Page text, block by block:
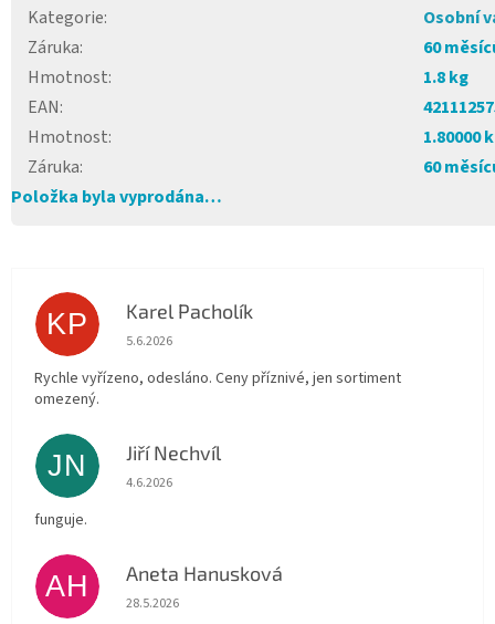
Kategorie:
Osobní
Záruka:
60
Hmotnost:
1.8 kg
EAN:
Hmotnost:
1.80000
Záruka:
60
Položka byla vyprodána…
KP Karel Pacholík
Hodnocení obchodu je 4 z 5 hvězdiček.
5.6.2026
Rychle vyřízeno, odesláno. Ceny příznivé, jen sortiment
omezený.
JN Jiří Nechvíl
Hodnocení obchodu je 5 z 5 hvězdiček.
4.6.2026
funguje.
AH Aneta Hanusková
Hodnocení obchodu je 5 z 5 hvězdiček.
28.5.2026